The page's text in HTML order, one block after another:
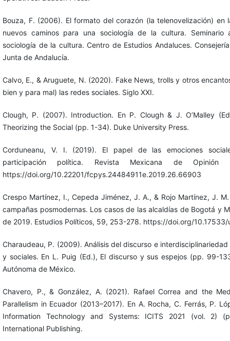
Bouza, F. (2006). El formato del corazón (la telenovelización) en
nuevos caminos para una sociología de la cultura. Seminario
sociología de la cultura. Centro de Estudios Andaluces.
Junta de Andalucía.
Calvo, E., & Aruguete, N. (2020). Fake News, trolls y otros
bien y para mal) las redes sociales. Siglo XXI.
Clough, P. (2007). Introduction. En P. Clough & J. O’Malley
Theorizing the Social (pp. 1-34). Duke University Press.
Corduneanu, V. I. (2019). El papel de las emociones
participación política. Revista Mexicana de Opinión
https://doi.org/10.22201/fcpys.24484911e.2019.26.66903
Crespo Martínez, I., Cepeda Jiménez, J. A., & Rojo Martínez, J.
campañas posmodernas. Los casos de las alcaldías de Bogotá y
de 2019. Estudios Políticos, 59, 253-278. https://doi.org/10.17533/
Charaudeau, P. (2009). Análisis del discurso e
y sociales. En L. Puig (Ed.), El discurso y sus espejos (pp. 99-
Autónoma de México.
Chavero, P., & González, A. (2021). Rafael Correa and the
Parallelism in Ecuador (2013–2017). En A. Rocha, C. Ferrás, P.
Information Technology and Systems: ICITS 2021 (vol. 2)
International Publishing.